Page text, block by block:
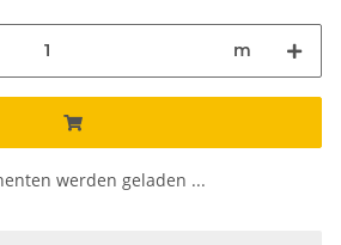
m
werden geladen ...